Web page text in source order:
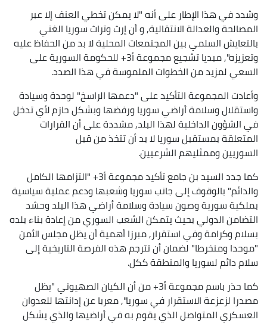
وشدد في هذا الإطار على أنه "لا يمكن تخطي العنف إلا عبر
المصالحة والعدالة الانتقالية, و أن إرث وتراث سوريا الغني
بالتعايش السلمي بين المجتمعات المحلية لا بد من الحفاظ عليه
وتعزيزه", مبديا تشجيع مجموعة أ3+ للحكومة السورية على
السعي لمزيد من الخطوات الملموسة في هذا الصدد.
وأعادت المجموعة التأكيد على "دعمها الراسخ" لوحدة وسيادة
واستقلال وسلامة أراضي سوريا ورفضها وبشكل حازم لأي تدخل
في الشؤون الداخلية لهذا البلد, مشددة على أن القرارات
المتعلقة بمستقبل سوريا لا بد أن تتخذ من قبل
السوريين وممثليهم الشرعيين.
كما جدد السيد بن جامع تأكيد مجموعة أ3+ "التزامها الكامل
والدائم" بالوقوف إلى جانب سوريا وشعبها ودعم عملية سياسية
بملكية سورية وصون سيادة وسلامة أراضي هذا البلد وحشد
التضامن الدولي بحيث يتمكن الشعب السوري من إعادة بناء بلده
بسلام وكرامة وفي استقرار, مبرزا أهمية أن يظل مجلس الأمن
"موحدا ومنخرطا" لضمان أن تترجم هذه الفرصة التاريخية إلى
سلام دائم لسوريا والمنطقة ككل.
كما حذر باسم مجموعة أ3+ من أن الكيان الصهيوني "يظل
مصدرا لزعزعة الاستقرار في سوريا", معربا عن إدانتها للعدوان
العسكري المتواصل الذي يقوم به في أراضيها والذي يشكل